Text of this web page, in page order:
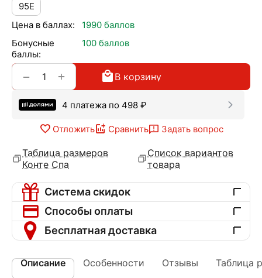
95E
Цена в баллах:
1990 баллов
Бонусные
баллы:
100 баллов
+
− В корзину
4 платежа по 498 ₽
Отложить Сравнить Задать вопрос
Таблица размеров
Конте Спа
Список вариантов
товара
Система скидок
Способы оплаты
Бесплатная доставка
Описание Особенности Отзывы Таблица